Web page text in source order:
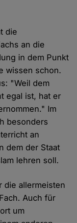
die
an die
in dem Punkt
wissen schon.
"Weil dem
egal ist, hat er
Im
besonders
an
dem der Staat
lehren soll.
die allermeisten
Auch für
um